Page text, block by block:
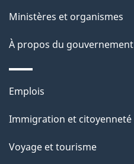
p
a
Ministères et organismes
À propos du gouvernement
Thèmes
sujets
Emplois
Immigration et citoyenneté
Voyage et tourisme